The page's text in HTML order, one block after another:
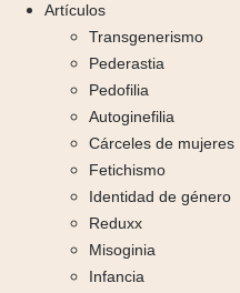
Artículos
Transgenerismo
Pederastia
Pedofilia
Autoginefilia
Cárceles de mujeres
Fetichismo
Identidad de género
Reduxx
Misoginia
Infancia